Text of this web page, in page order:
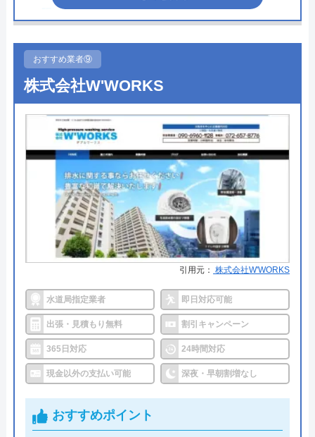
※クチコミの内容について
1 か月前
給水、給湯管の大がかりな工事でした。 露
出部分も丁寧に仕上げてもらいました。
Googleクチコミを見る
●駆けつけ時間 最短30分
24時間
●定休日
●出張見積もり
●支払い方法
現金・銀行振込・クレジットカー
ド・コンビニ払い
●保証・保険 PL保険加入
詳細は公式HPでご確認ください
街角水道工事相談所がおすすめの理由
街角水道工事相談所は全国に対応しているトイレ修
理業者です。給水装置工事主任技術者の資格を保有
したスタッフが最短30分で駆けつけてくれ、しっか
りと修理を行なってくれます。
明瞭会計であるため、工事前の見積もり金額から増
5,800円～から対応してくれます。
支払い方法は現金以外にも銀行振込・クレジットカ
おすすめ業者⑨
株式会社W'WORKS
引用元： 株式会社W'WORKS
水道局指定業者 即日対応可能
出張・見積もり無料 割引キャンペーン
365日対応 24時間対応
現金以外の支払い可能 深夜・早朝割増なし
おすすめポイント